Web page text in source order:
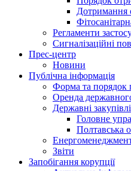
Дотримання
Регламенти
Сигналізаційні
Прес-центр
Новини
Публічна інформація
Форма та порядок
Оренда
Державні закупівлі
Головне
Полтавська
Звіти
Запобігання корупції